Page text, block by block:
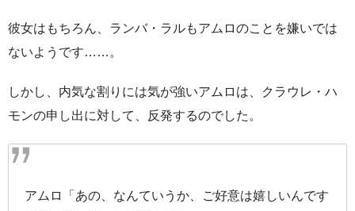
彼女はもちろん、ランバ・ラルもアムロのことを嫌いでは
ないようです……。
しかし、内気な割りには気が強いアムロは、クラウレ・ハ
モンの申し出に対して、反発するのでした。
アムロ「あの、なんていうか、ご好意は嬉しいんです